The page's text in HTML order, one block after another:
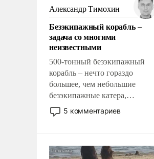
образованных людей. Иногда
казалось, что эти вопросы
решены раз и навсегда, но –
нет, не решены.
Александр Тимохин
Безэкипажный корабль –
задача со многими
неизвестными
500-тонный безэкипажный
корабль – нечто гораздо
большее, чем небольшие
безэкипажные катера,
применение которых уже
стало обыденностью. Задача
и ее реализация радикально
5 комментариев